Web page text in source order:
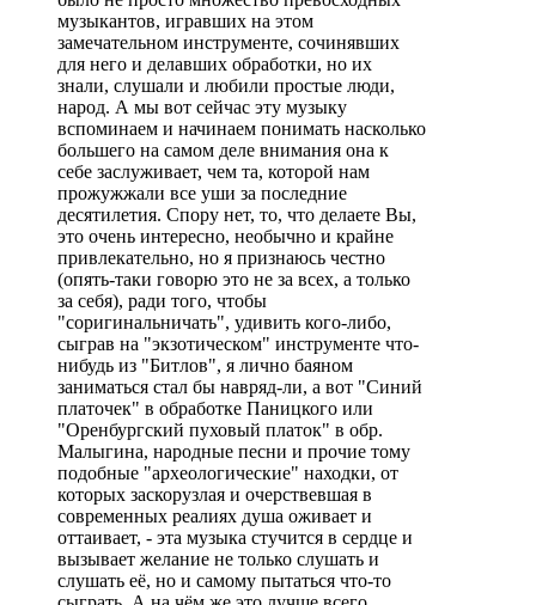
музыкантов, игравших на этом
замечательном инструменте, сочинявших
для него и делавших обработки, но их
знали, слушали и любили простые люди,
народ. А мы вот сейчас эту музыку
вспоминаем и начинаем понимать насколько
большего на самом деле внимания она к
себе заслуживает, чем та, которой нам
прожужжали все уши за последние
десятилетия. Спору нет, то, что делаете Вы,
это очень интересно, необычно и крайне
привлекательно, но я признаюсь честно
(опять-таки говорю это не за всех, а только
за себя), ради того, чтобы
"соригинальничать", удивить кого-либо,
сыграв на "экзотическом" инструменте что-
нибудь из "Битлов", я лично баяном
заниматься стал бы навряд-ли, а вот "Синий
платочек" в обработке Паницкого или
"Оренбургский пуховый платок" в обр.
Малыгина, народные песни и прочие тому
подобные "археологические" находки, от
которых заскорузлая и очерствевшая в
современных реалиях душа оживает и
оттаивает, - эта музыка стучится в сердце и
вызывает желание не только слушать и
слушать её, но и самому пытаться что-то